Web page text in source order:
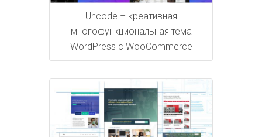
Uncode – креативная
многофункциональная тема
WordPress с WooCommerce